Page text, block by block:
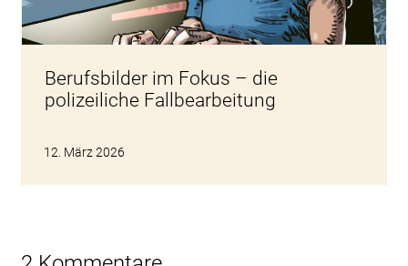
Berufsbilder im Fokus – die
polizeiliche Fallbearbeitung
12. März 2026